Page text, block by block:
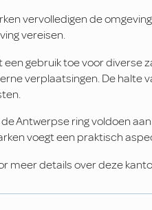
vervolledigen de
vereisen.
gebruik toe voor diverse
verplaatsingen. De halte
Antwerpse ring voldoen
voegt een praktisch
meer details over deze